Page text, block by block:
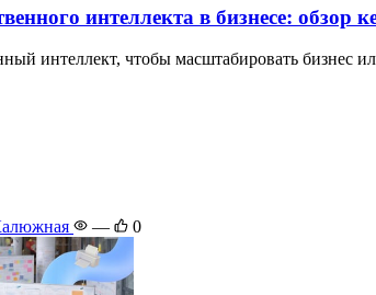
интеллекта в бизнесе: обзор
интеллект, чтобы масштабировать бизнес
— 0